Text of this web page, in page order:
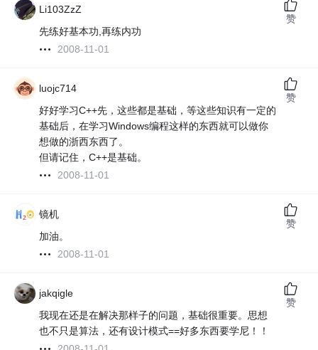
Li103ZzZ
先练好基本功,再练内功
2008-11-01
赞
luojc714
好好学习C++先，这些都是基础，等这些知识有一定的
基础后，在学习Windows编程这样的东西就可以做你
想做的浙西东西了。
但请记住，C++是基础。
2008-11-01
赞
镜机
加油。
2008-11-01
赞
jakqigle
我现在还是在解决那样子的问题，基础很重要。思想
也不只是算法，还有设计模式==好多东西要学尼！！
赞